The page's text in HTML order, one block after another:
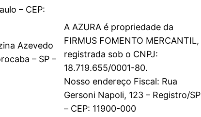
aqui
– CEP:
Azevedo
– SP –
A AZURA é propriedade da
FIRMUS FOMENTO MERCANTIL,
registrada sob o CNPJ:
18.719.655/0001-80.
Nosso endereço Fiscal: Rua
Gersoni Napoli, 123 – Registro/SP
– CEP: 11900-000